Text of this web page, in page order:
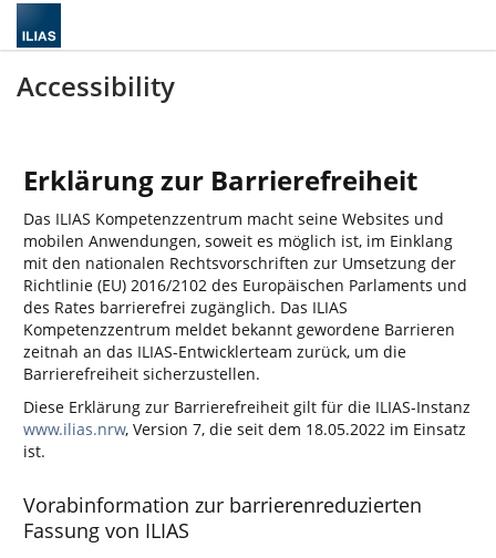
Accessibility
Erklärung zur Barrierefreiheit
Das ILIAS Kompetenzzentrum macht seine Websites und
mobilen Anwendungen, soweit es möglich ist, im Einklang
mit den nationalen Rechtsvorschriften zur Umsetzung der
Richtlinie (EU) 2016/2102 des Europäischen Parlaments und
des Rates barrierefrei zugänglich. Das ILIAS
Kompetenzzentrum meldet bekannt gewordene Barrieren
zeitnah an das ILIAS-Entwicklerteam zurück, um die
Barrierefreiheit sicherzustellen.
Diese Erklärung zur Barrierefreiheit gilt für die ILIAS-Instanz
www.ilias.nrw, Version 7, die seit dem 18.05.2022 im Einsatz
ist.
Vorabinformation zur barrierenreduzierten
Fassung von ILIAS